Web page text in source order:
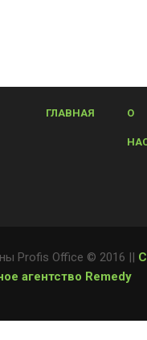
ГЛАВНАЯ О
Profis Office © 2016 ||
агентство Remedy